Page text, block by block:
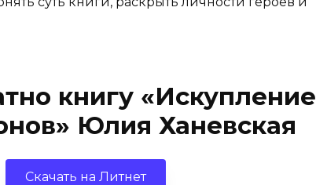
книгу «Искупление
Юлия Ханевская
Скачать на Литнет